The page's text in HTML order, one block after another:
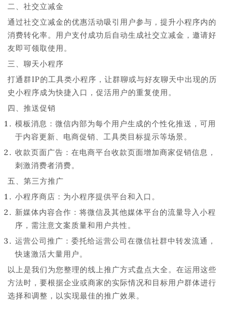
二、社交立减金
通过社交立减金的优惠活动吸引用户参与，提升小程序内的
消费转化率。用户支付成功后自动生成社交立减金，邀请好
友即可领取使用。
三、聊天小程序
打通群IP的工具类小程序，让群聊或与好友聊天中出现的历
史小程序成为快捷入口，促活用户的重复使用。
四、推送促销
模板消息：微信内部为每个用户生成的个性化推送，可用
于内容更新、电商促销、工具类目标提示等场景。
收款页面广告：在电商平台收款页面增加商家促销信息，
刺激消费者消费。
五、第三方推广
小程序商店：为小程序提供平台和入口。
新媒体内容合作：将微信及其他媒体平台的流量导入小程
序，需注意文案质量和用户共性。
运营公司推广：委托给运营公司在微信社群中转发流通，
快速激活大量用户。
以上是我们为您整理的线上推广方式盘点大全。在运用这些
方法时，要根据企业或商家的实际情况和目标用户群体进行
选择和调整，以实现最佳的推广效果。